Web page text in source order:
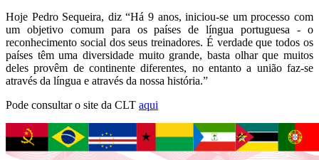
Hoje Pedro Sequeira, diz “Há 9 anos, iniciou-se um processo com
um objetivo comum para os países de língua portuguesa - o
reconhecimento social dos seus treinadores. É verdade que todos os
países têm uma diversidade muito grande, basta olhar que muitos
deles provêm de continente diferentes, no entanto a união faz-se
através da língua e através da nossa história.”
Pode consultar o site da CLT aqui